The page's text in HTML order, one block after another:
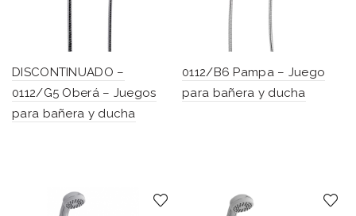
DISCONTINUADO –
0112/G5 Oberá – Juegos
para bañera y ducha
0112/B6 Pampa – Juego
para bañera y ducha